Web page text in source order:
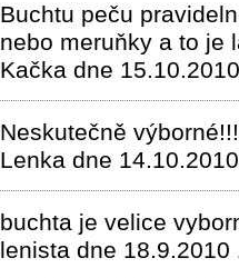
Buchtu peču
nebo meruňky a to je
Kačka dne
Neskutečně výborné!!!
Lenka dne
buchta je velice
lenista dne 18.9.2010